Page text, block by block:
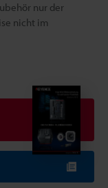
nur der
nicht im